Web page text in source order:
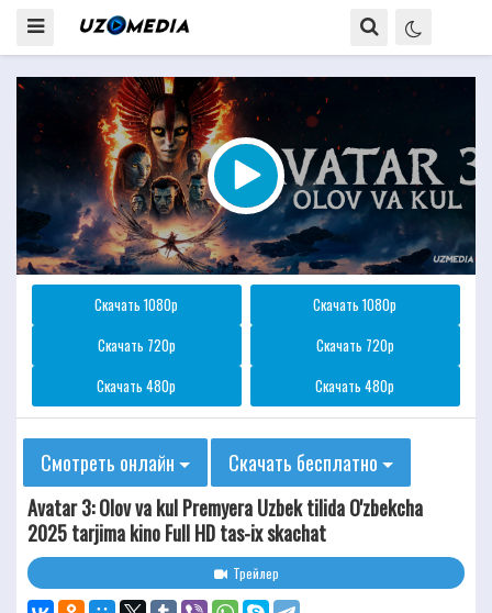
Скачать 1080p
Скачать 1080p
Скачать 720p
Скачать 720p
Скачать 480p
Скачать 480p
Смотреть онлайн
Скачать бесплатно
Avatar 3: Olov va kul Premyera Uzbek tilida O'zbekcha
2025 tarjima kino Full HD tas-ix skachat
Трейлер